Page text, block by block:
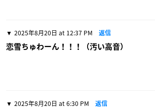
2025年8月20日 at 12:37 PM 返信
恋雪ちゅわーん！！！（汚い高音）
2025年8月20日 at 6:30 PM 返信